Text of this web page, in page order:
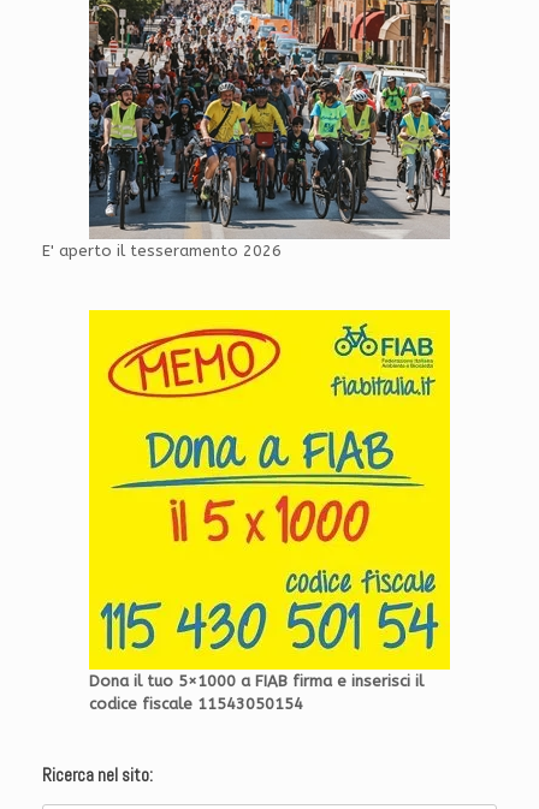
E' aperto il tesseramento 2026
Dona il tuo 5×1000 a FIAB firma e inserisci il
codice fiscale 11543050154
Ricerca nel sito: